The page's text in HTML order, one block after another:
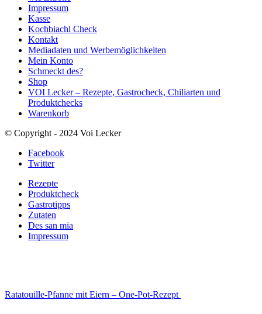
Impressum
Kasse
Kochbiachl Check
Kontakt
Mediadaten und Werbemöglichkeiten
Mein Konto
Schmeckt des?
Shop
VOI Lecker – Rezepte, Gastrocheck, Chiliarten und
Produktchecks
Warenkorb
© Copyright - 2024 Voi Lecker
Facebook
Twitter
Rezepte
Produktcheck
Gastrotipps
Zutaten
Des san mia
Impressum
Ratatouille-Pfanne mit Eiern – One-Pot-Rezept